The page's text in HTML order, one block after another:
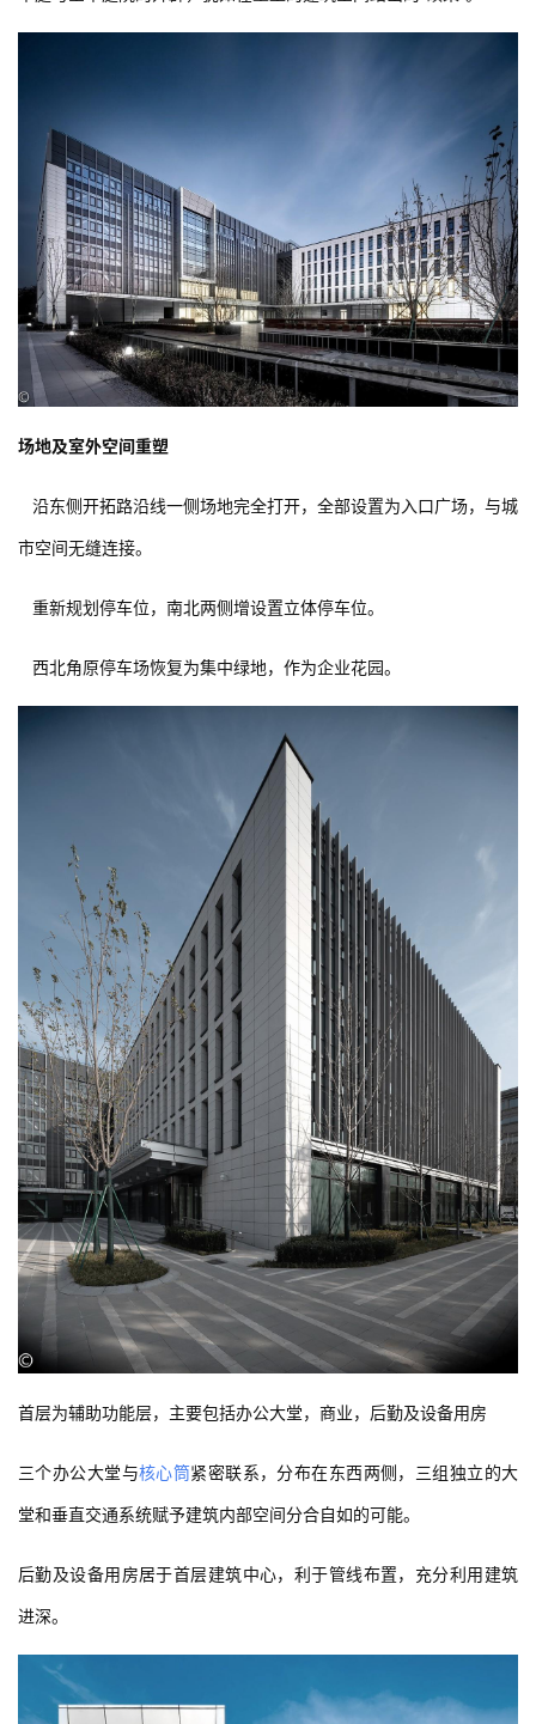
全新开凿出的中庭一至六层通高，逐层缩减的金字塔型空间，为建
筑最深处引入自然光，增添活力。二层以上，与大堂对应各新增三
处多层空中庭院，将各方向城市景观引入建筑，创造出更富趣味的
建筑空间。
中庭与空中庭院的开辟，犹如在重塑的建筑空间结出的“硕果”。
   沿东侧开拓路沿线一侧场地完全打开，全部设置为入口广场，与城
市空间无缝连接。
   重新规划停车位，南北两侧增设置立体停车位。
   西北角原停车场恢复为集中绿地，作为企业花园。